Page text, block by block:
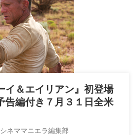
イ＆エイリアン』初登場
告編付き７月３１日全米
シネママニエラ編集部